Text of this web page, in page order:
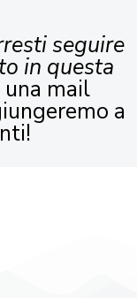
seguire
in questa
mail
a